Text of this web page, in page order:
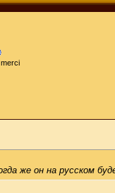
же он на русском